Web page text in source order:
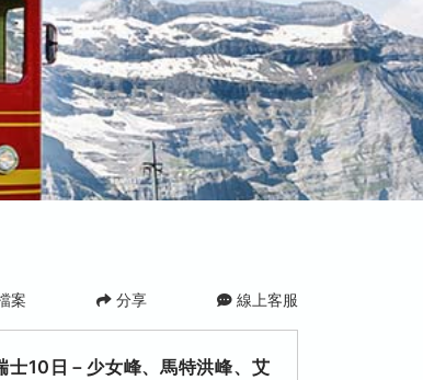
案 分享 線上客服
士10日－少女峰、馬特洪峰、艾